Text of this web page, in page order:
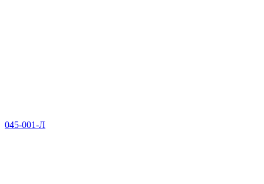
045-001-Л